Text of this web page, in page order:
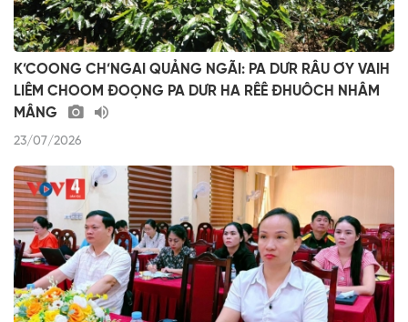
K’COONG CH’NGAI QUẢNG NGÃI: PA DƯR RÂU ƠY VAIH
LIÊM CHOOM ĐOỌNG PA DƯR HA RÊÊ ĐHUÔCH NHÂM
MÂNG
23/07/2026